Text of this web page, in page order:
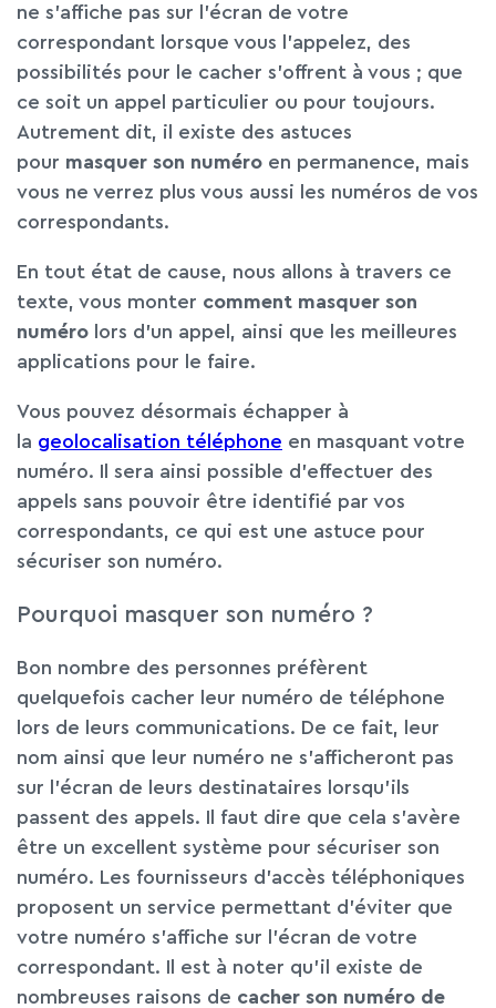
ne s’affiche pas sur l’écran de votre
correspondant lorsque vous l’appelez, des
possibilités pour le cacher s’offrent à vous ; que
ce soit un appel particulier ou pour toujours.
Autrement dit, il existe des astuces
pour masquer son numéro en permanence, mais
vous ne verrez plus vous aussi les numéros de vos
correspondants.
En tout état de cause, nous allons à travers ce
texte, vous monter comment masquer son
numéro lors d’un appel, ainsi que les meilleures
applications pour le faire.
Vous pouvez désormais échapper à
la geolocalisation téléphone en masquant votre
numéro. Il sera ainsi possible d’effectuer des
appels sans pouvoir être identifié par vos
correspondants, ce qui est une astuce pour
sécuriser son numéro.
Pourquoi masquer son numéro ?
Bon nombre des personnes préfèrent
quelquefois cacher leur numéro de téléphone
lors de leurs communications. De ce fait, leur
nom ainsi que leur numéro ne s’afficheront pas
sur l’écran de leurs destinataires lorsqu’ils
passent des appels. Il faut dire que cela s’avère
être un excellent système pour sécuriser son
numéro. Les fournisseurs d’accès téléphoniques
proposent un service permettant d’éviter que
votre numéro s’affiche sur l’écran de votre
correspondant. Il est à noter qu’il existe de
nombreuses raisons de cacher son numéro de